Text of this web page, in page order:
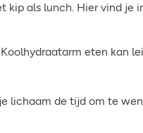
kip als lunch. Hier vind je
eten kan
lichaam de tijd om te